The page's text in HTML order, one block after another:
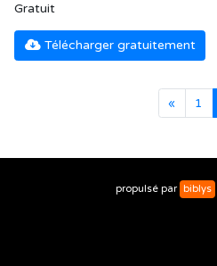
Gratuit
Télécharger gratuitement
« 1
propulsé par biblys